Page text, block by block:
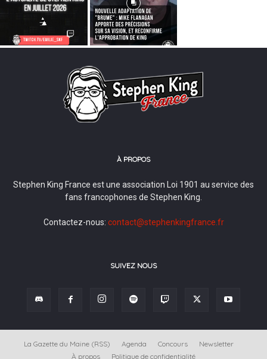
À PROPOS
Stephen King France est une association Loi 1901 au service des
fans francophones de Stephen King.
Contactez-nous: contact@stephenkingfrance.fr
SUIVEZ NOUS
La Gazette du Maine (RSS) Agenda Concours
Newsletter
À propos
Politique de confidentialité